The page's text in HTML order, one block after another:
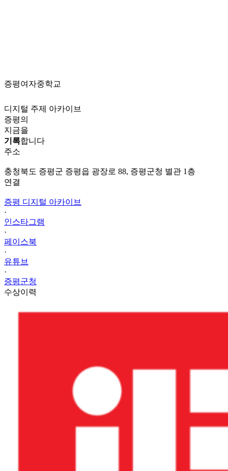
증평여자중학교
디지털 주제 아카이브
증평의
지금을
기록합니다
주소
충청북도 증평군 증평읍 광장로 88, 증평군청 별관 1층
연결
증평 디지털 아카이브
·
인스타그램
·
페이스북
·
유튜브
·
증평군청
수상이력